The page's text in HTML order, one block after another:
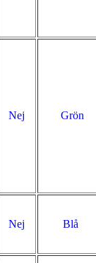
Nej Grön
Nej Blå